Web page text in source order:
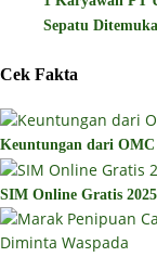
Sepatu
Cek Fakta
Keuntungan dari
SIM Online Gratis